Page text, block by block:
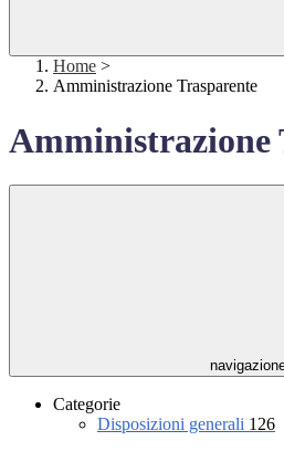
Home >
Amministrazione Trasparente
Amministrazione
Categorie
Disposizioni generali 126